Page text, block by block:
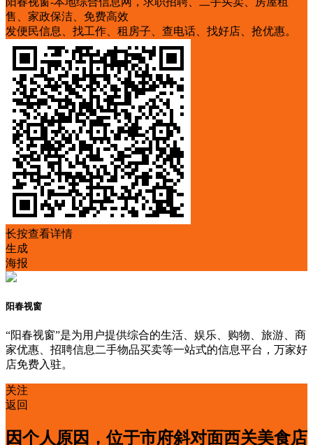
售、家政保洁、免费高效
发便民信息、找工作、租房子、查电话、找好店、抢优惠。
长按查看详情
生成
海报
阳春视窗
“阳春视窗”是为用户提供综合的生活、娱乐、购物、旅游、商
家优惠、招聘信息二手物品买卖等一站式的信息平台，万家好
店免费入驻。
关注
返回
因个人原因，位于市府斜对面西关美食店